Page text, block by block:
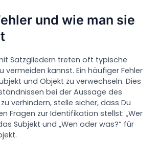
und wie man sie
Satzgliedern treten oft typische
vermeiden kannst. Ein häufiger Fehler
und Objekt zu verwechseln. Dies
bei der Aussage des
verhindern, stelle sicher, dass Du
Fragen zur Identifikation stellst: „Wer
Subjekt und „Wen oder was?“ für